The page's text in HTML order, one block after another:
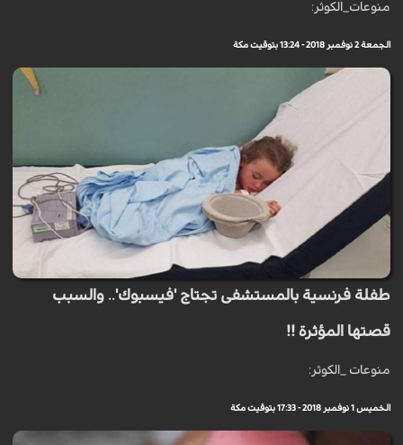
منوعات_الكوثر:
الجمعة 2 نوفمبر 2018 - 13:24 بتوقيت مكة
طفلة فرنسية بالمستشفى تجتاج 'فيسبوك'.. والسبب
قصتها المؤثرة !!
منوعات _الكوثر:
الخميس 1 نوفمبر 2018 - 17:33 بتوقيت مكة